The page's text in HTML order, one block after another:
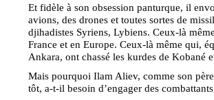
Et fidèle à son obsession panturque, il
avions, des drones et toutes sortes de
djihadistes Syriens, Lybiens. Ceux-là
France et en Europe. Ceux-là même qui,
Ankara, ont chassé les kurdes de Kobané
Mais pourquoi Ilam Aliev, comme son
tôt, a-t-il besoin d’engager des